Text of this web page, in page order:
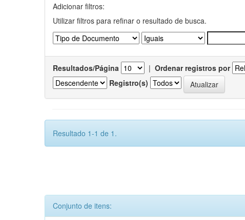
Adicionar filtros:
Utilizar filtros para refinar o resultado de busca.
Resultados/Página | Ordenar registros por
Registro(s)
Resultado 1-1 de 1.
Conjunto de itens: